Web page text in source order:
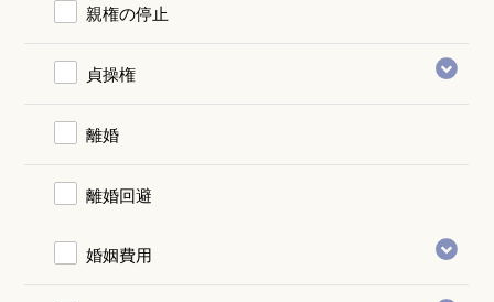
親権の停止
貞操権
離婚
離婚回避
婚姻費用